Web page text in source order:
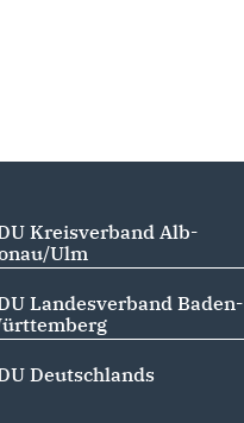
Kreisverband Alb-
Ulm
Landesverband Baden-
Deutschlands